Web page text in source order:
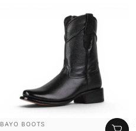
MARCA:
BAYO BOOTS